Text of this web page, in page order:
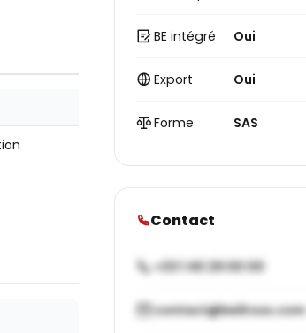
BE intégré Oui
Export Oui
Forme SAS
Contact
+33 1 40 29 00 00
contact@bellross.com